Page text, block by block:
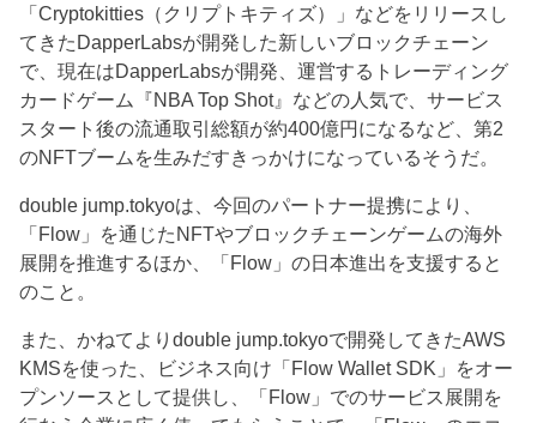
「Cryptokitties（クリプトキティズ）」などをリリースし
てきたDapperLabsが開発した新しいブロックチェーン
で、現在はDapperLabsが開発、運営するトレーディング
カードゲーム『NBA Top Shot』などの人気で、サービス
スタート後の流通取引総額が約400億円になるなど、第2
のNFTブームを生みだすきっかけになっているそうだ。
double jump.tokyoは、今回のパートナー提携により、
「Flow」を通じたNFTやブロックチェーンゲームの海外
展開を推進するほか、「Flow」の日本進出を支援すると
のこと。
また、かねてよりdouble jump.tokyoで開発してきたAWS
KMSを使った、ビジネス向け「Flow Wallet SDK」をオー
プンソースとして提供し、「Flow」でのサービス展開を